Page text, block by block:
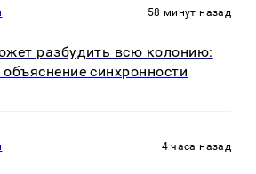
58 минут назад
разбудить всю колонию:
синхронности
4 часа назад